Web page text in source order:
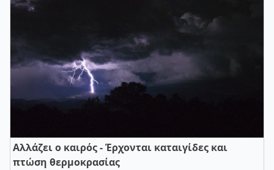
Αλλάζει ο καιρός - Έρχονται καταιγίδες και
πτώση θερμοκρασίας